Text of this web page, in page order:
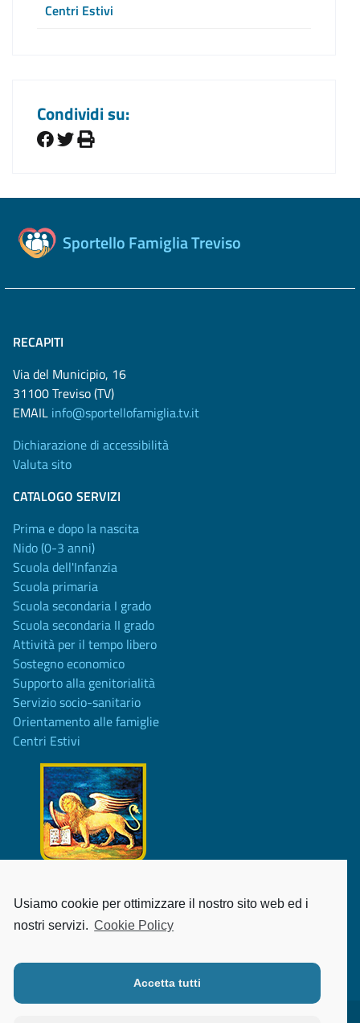
Centri Estivi
Condividi su:
Sportello Famiglia Treviso
RECAPITI
Via del Municipio, 16
31100 Treviso (TV)
EMAIL info@sportellofamiglia.tv.it
Dichiarazione di accessibilità
Valuta sito
CATALOGO SERVIZI
Prima e dopo la nascita
Nido (0-3 anni)
Scuola dell'Infanzia
Scuola primaria
Scuola secondaria I grado
Scuola secondaria II grado
Attività per il tempo libero
Sostegno economico
Supporto alla genitorialità
Servizio socio-sanitario
Orientamento alle famiglie
Centri Estivi
Attività realizzata con il contributo di Regione del Veneto -
DGR n. 1305 del 8 settembre 2020
Usiamo cookie per ottimizzare il nostro sito web ed i
nostri servizi. Cookie Policy
Accetta tutti